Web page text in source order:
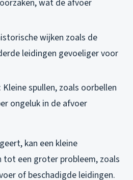
wat de afvoer
wijken zoals de
leidingen gevoeliger voor
: Kleine spullen, zoals oorbellen
ongeluk in de afvoer
kan een kleine
een groter probleem, zoals
of beschadigde leidingen.